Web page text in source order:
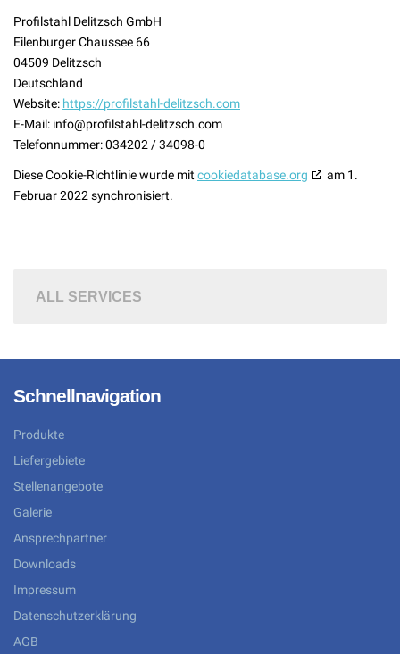
Profilstahl Delitzsch GmbH
Eilenburger Chaussee 66
04509 Delitzsch
Deutschland
Website: https://profilstahl-delitzsch.com
E-Mail: info@profilstahl-delitzsch.com
Telefonnummer: 034202 / 34098-0
Diese Cookie-Richtlinie wurde mit cookiedatabase.org
am 1.
Februar 2022 synchronisiert.
ALL SERVICES
Schnellnavigation
Produkte
Liefergebiete
Stellenangebote
Galerie
Ansprechpartner
Downloads
Impressum
Datenschutzerklärung
AGB